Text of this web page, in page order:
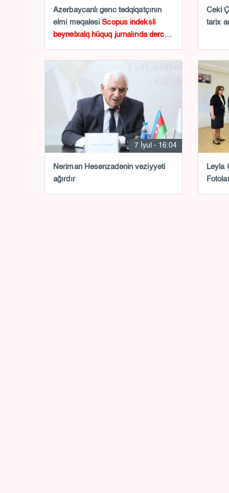
Azərbaycanlı gənc tədqiqatçının
elmi məqaləsiScopus indeksli
beynəlxalq hüquq jurnalında dərc
Ceki
tarix
7 İyul - 16:04
Nəriman Həsənzadənin vəziyyəti
ağırdır
Leyla